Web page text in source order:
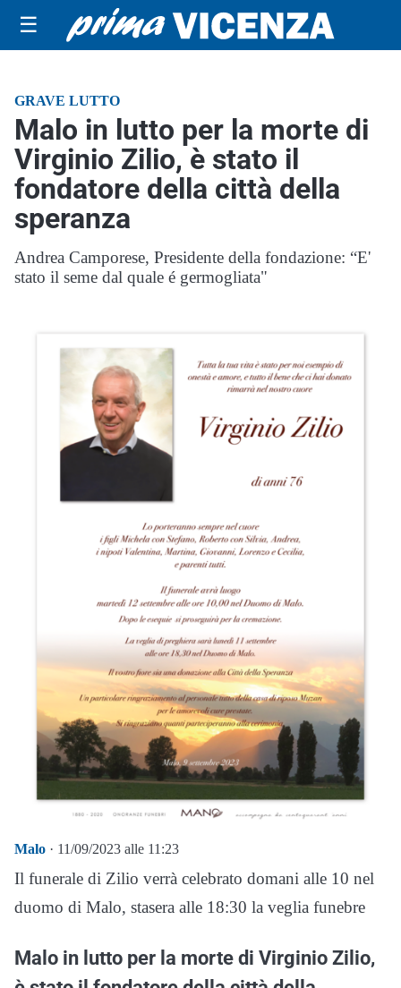
☰
GRAVE LUTTO
Malo in lutto per la morte di
Virginio Zilio, è stato il
fondatore della città della
speranza
Andrea Camporese, Presidente della fondazione: “E'
stato il seme dal quale é germogliata"
Malo · 11/09/2023 alle 11:23
Il funerale di Zilio verrà celebrato domani alle 10 nel
duomo di Malo, stasera alle 18:30 la veglia funebre
Malo in lutto per la morte di Virginio Zilio,